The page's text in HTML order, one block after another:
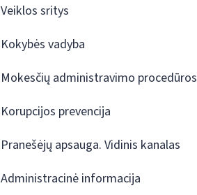
Veiklos sritys
Kokybės vadyba
Mokesčių administravimo procedūros
Korupcijos prevencija
Pranešėjų apsauga. Vidinis kanalas
Administracinė informacija